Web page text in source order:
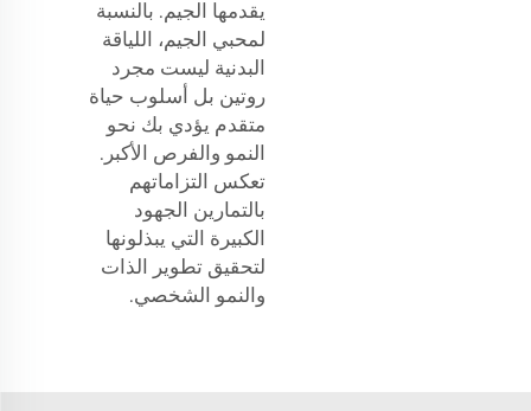
يقدمها الجيم. بالنسبة
لمحبي الجيم، اللياقة
البدنية ليست مجرد
روتين بل أسلوب حياة
متقدم يؤدي بك نحو
النمو والفرص الأكبر.
تعكس التزاماتهم
بالتمارين الجهود
الكبيرة التي يبذلونها
لتحقيق تطوير الذات
والنمو الشخصي.